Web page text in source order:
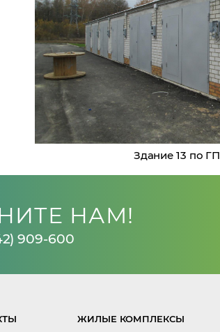
Здание 13 по ГП
НАМ!
909-600
ЖИЛЫЕ КОМПЛЕКСЫ